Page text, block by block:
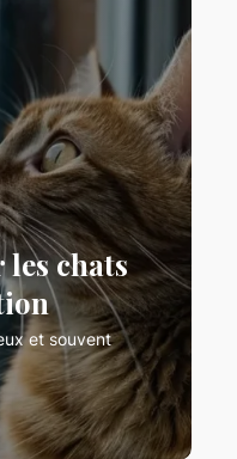
les chats
et souvent